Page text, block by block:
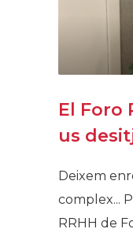
El Foro
us
Deixem
complex...
RRHH de